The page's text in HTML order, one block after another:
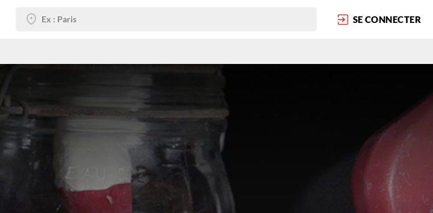
SE CONNECTER